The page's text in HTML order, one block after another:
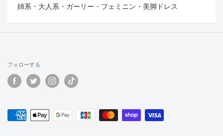
姉系・大人系・ガーリー・フェミニン・美脚ドレス
フォローする